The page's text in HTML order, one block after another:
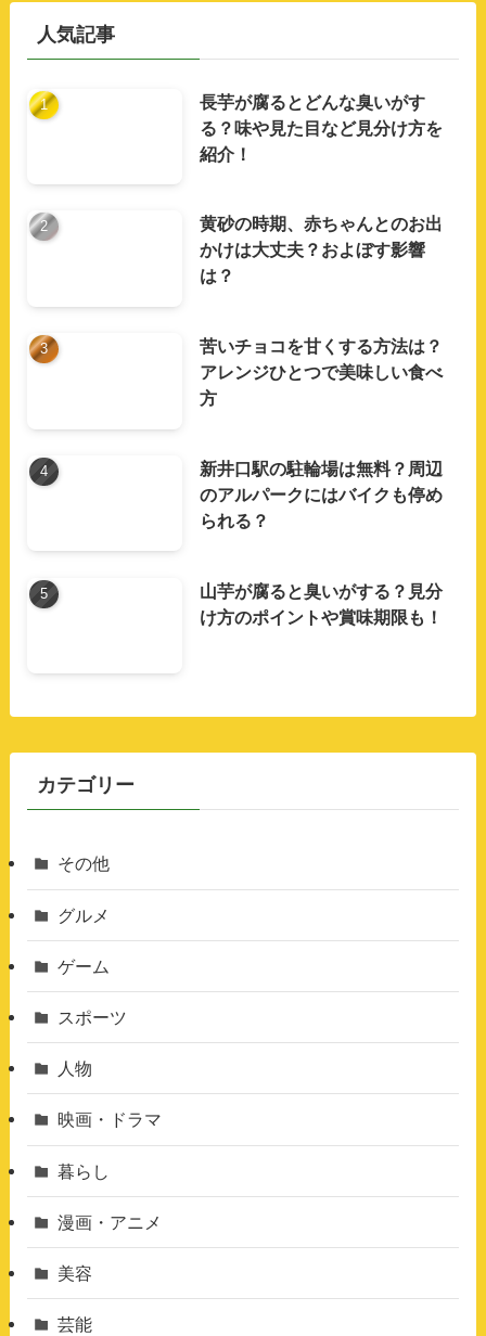
人気記事
長芋が腐るとどんな臭いがす
る？味や見た目など見分け方を
紹介！
黄砂の時期、赤ちゃんとのお出
かけは大丈夫？およぼす影響
は？
苦いチョコを甘くする方法は？
アレンジひとつで美味しい食べ
方
新井口駅の駐輪場は無料？周辺
のアルパークにはバイクも停め
られる？
山芋が腐ると臭いがする？見分
け方のポイントや賞味期限も！
カテゴリー
その他
グルメ
ゲーム
スポーツ
人物
映画・ドラマ
暮らし
漫画・アニメ
美容
芸能